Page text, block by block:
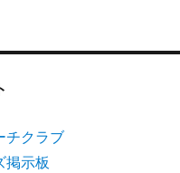
チクラブ
示板